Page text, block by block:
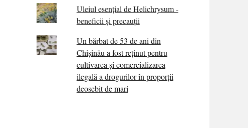
Uleiul esențial de Helichrysum -
beneficii și precauții
Un bărbat de 53 de ani din
Chișinău a fost reținut pentru
cultivarea și comercializarea
ilegală a drogurilor în proporții
deosebit de mari